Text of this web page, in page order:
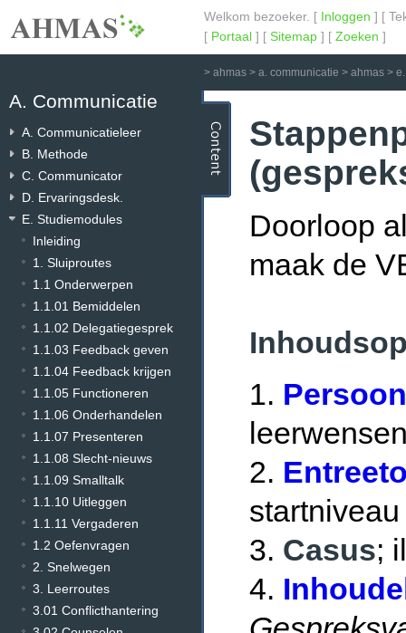
Welkom bezoeker. [ Inloggen ] [
[ Portaal ] [ Sitemap ] [ Zoeken ]
> ahmas > a. communicatie > ahmas >
A. Communicatie
A. Communicatieleer
B. Methode
C. Communicator
D. Ervaringsdesk.
E. Studiemodules
Inleiding
1. Sluiproutes
1.1 Onderwerpen
1.1.01 Bemiddelen
1.1.02 Delegatiegesprek
1.1.03 Feedback geven
1.1.04 Feedback krijgen
1.1.05 Functioneren
1.1.06 Onderhandelen
1.1.07 Presenteren
1.1.08 Slecht-nieuws
1.1.09 Smalltalk
1.1.10 Uitleggen
1.1.11 Vergaderen
1.2 Oefenvragen
2. Snelwegen
3. Leerroutes
3.01 Conflicthantering
Doorloop
maak de
1.
2.
3. Casus;
4.